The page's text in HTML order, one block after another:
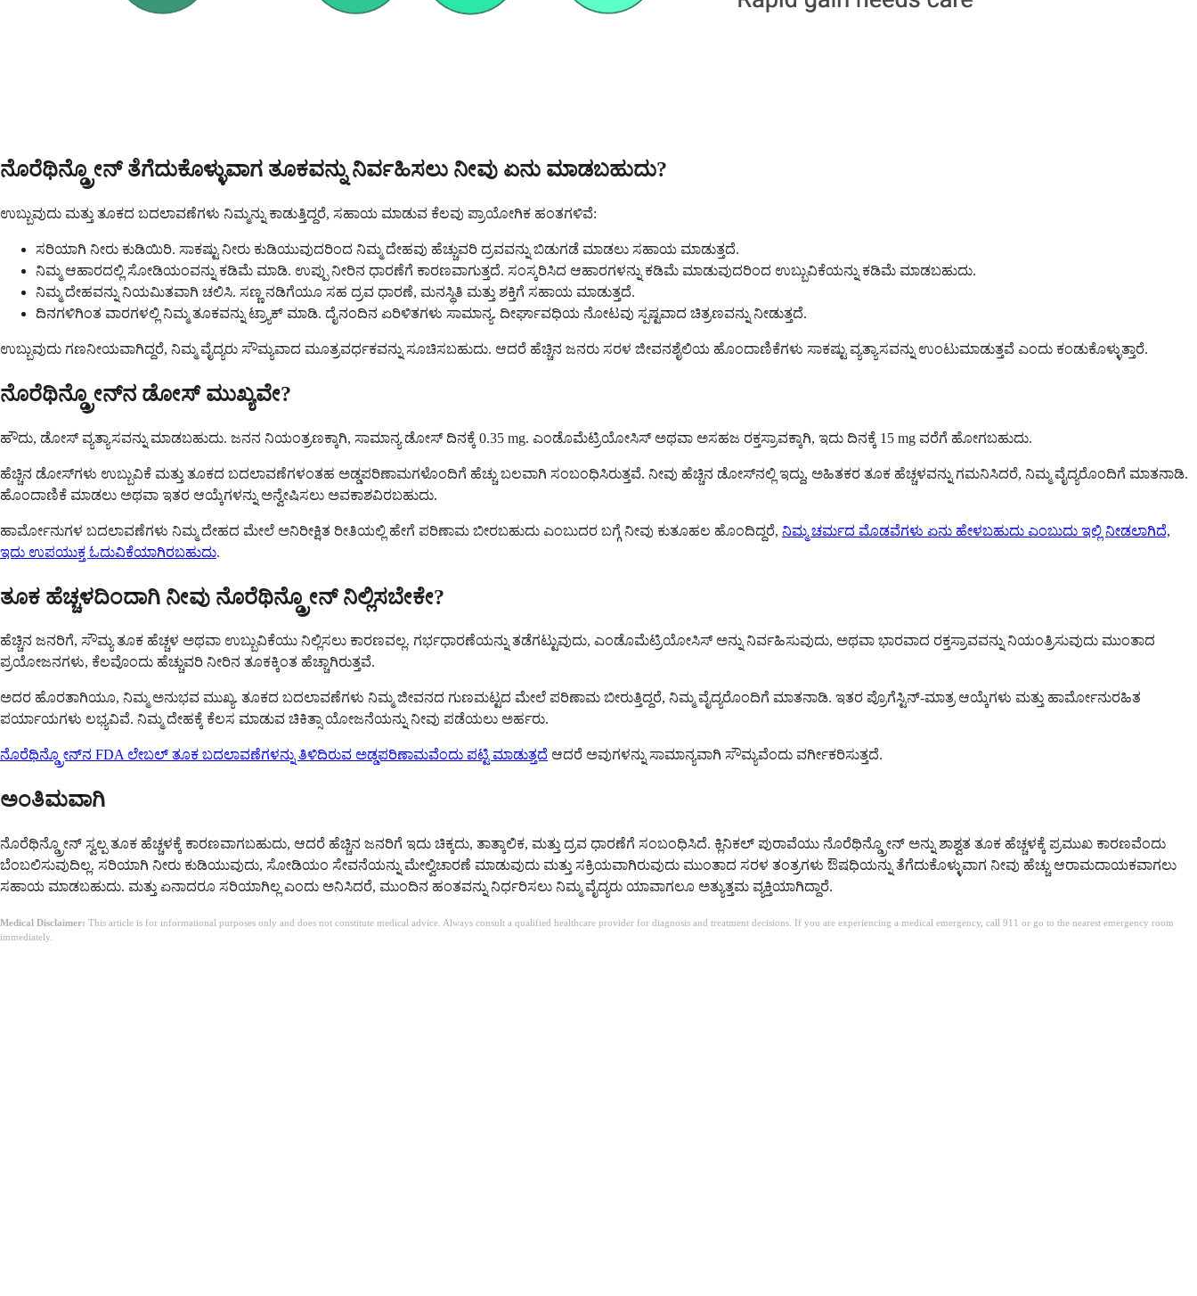
ನೊರೆಥಿನ್ಡ್ರೋನ್ ತೆಗೆದುಕೊಳ್ಳುವಾಗ ತೂಕವನ್ನು ನಿರ್ವಹಿಸಲು ನೀವು ಏನು ಮಾಡಬಹುದು?
ಉಬ್ಬುವುದು ಮತ್ತು ತೂಕದ ಬದಲಾವಣೆಗಳು ನಿಮ್ಮನ್ನು ಕಾಡುತ್ತಿದ್ದರೆ, ಸಹಾಯ ಮಾಡುವ ಕೆಲವು ಪ್ರಾಯೋಗಿಕ ಹಂತಗಳಿವೆ:
ಸರಿಯಾಗಿ ನೀರು ಕುಡಿಯಿರಿ. ಸಾಕಷ್ಟು ನೀರು ಕುಡಿಯುವುದರಿಂದ ನಿಮ್ಮ ದೇಹವು ಹೆಚ್ಚುವರಿ ದ್ರವವನ್ನು ಬಿಡುಗಡೆ ಮಾಡಲು ಸಹಾಯ ಮಾಡುತ್ತದೆ.
ನಿಮ್ಮ ಆಹಾರದಲ್ಲಿ ಸೋಡಿಯಂವನ್ನು ಕಡಿಮೆ ಮಾಡಿ. ಉಪ್ಪು ನೀರಿನ ಧಾರಣೆಗೆ ಕಾರಣವಾಗುತ್ತದೆ. ಸಂಸ್ಕರಿಸಿದ ಆಹಾರಗಳನ್ನು ಕಡಿಮೆ ಮಾಡುವುದರಿಂದ ಉಬ್ಬುವಿಕೆಯನ್ನು ಕಡಿಮೆ ಮಾಡಬಹುದು.
ನಿಮ್ಮ ದೇಹವನ್ನು ನಿಯಮಿತವಾಗಿ ಚಲಿಸಿ. ಸಣ್ಣ ನಡಿಗೆಯೂ ಸಹ ದ್ರವ ಧಾರಣೆ, ಮನಸ್ಥಿತಿ ಮತ್ತು ಶಕ್ತಿಗೆ ಸಹಾಯ ಮಾಡುತ್ತದೆ.
ದಿನಗಳಿಗಿಂತ ವಾರಗಳಲ್ಲಿ ನಿಮ್ಮ ತೂಕವನ್ನು ಟ್ರ್ಯಾಕ್ ಮಾಡಿ. ದೈನಂದಿನ ಏರಿಳಿತಗಳು ಸಾಮಾನ್ಯ. ದೀರ್ಘಾವಧಿಯ ನೋಟವು ಸ್ಪಷ್ಟವಾದ ಚಿತ್ರಣವನ್ನು ನೀಡುತ್ತದೆ.
ಉಬ್ಬುವುದು ಗಣನೀಯವಾಗಿದ್ದರೆ, ನಿಮ್ಮ ವೈದ್ಯರು ಸೌಮ್ಯವಾದ ಮೂತ್ರವರ್ಧಕವನ್ನು ಸೂಚಿಸಬಹುದು. ಆದರೆ ಹೆಚ್ಚಿನ ಜನರು ಸರಳ ಜೀವನಶೈಲಿಯ ಹೊಂದಾಣಿಕೆಗಳು ಸಾಕಷ್ಟು ವ್ಯತ್ಯಾಸವನ್ನು ಉಂಟುಮಾಡುತ್ತವೆ ಎಂದು ಕಂಡುಕೊಳ್ಳುತ್ತಾರೆ.
ನೊರೆಥಿನ್ಡ್ರೋನ್‌ನ ಡೋಸ್ ಮುಖ್ಯವೇ?
ಹೌದು, ಡೋಸ್ ವ್ಯತ್ಯಾಸವನ್ನು ಮಾಡಬಹುದು. ಜನನ ನಿಯಂತ್ರಣಕ್ಕಾಗಿ, ಸಾಮಾನ್ಯ ಡೋಸ್ ದಿನಕ್ಕೆ 0.35 mg. ಎಂಡೊಮೆಟ್ರಿಯೋಸಿಸ್ ಅಥವಾ ಅಸಹಜ ರಕ್ತಸ್ರಾವಕ್ಕಾಗಿ, ಇದು ದಿನಕ್ಕೆ 15 mg ವರೆಗೆ ಹೋಗಬಹುದು.
ಹೆಚ್ಚಿನ ಡೋಸ್‌ಗಳು ಉಬ್ಬುವಿಕೆ ಮತ್ತು ತೂಕದ ಬದಲಾವಣೆಗಳಂತಹ ಅಡ್ಡಪರಿಣಾಮಗಳೊಂದಿಗೆ ಹೆಚ್ಚು ಬಲವಾಗಿ ಸಂಬಂಧಿಸಿರುತ್ತವೆ. ನೀವು ಹೆಚ್ಚಿನ ಡೋಸ್‌ನಲ್ಲಿ ಇದ್ದು, ಅಹಿತಕರ ತೂಕ ಹೆಚ್ಚಳವನ್ನು ಗಮನಿಸಿದರೆ, ನಿಮ್ಮ ವೈದ್ಯರೊಂದಿಗೆ ಮಾತನಾಡಿ.
ಹೊಂದಾಣಿಕೆ ಮಾಡಲು ಅಥವಾ ಇತರ ಆಯ್ಕೆಗಳನ್ನು ಅನ್ವೇಷಿಸಲು ಅವಕಾಶವಿರಬಹುದು.
ಹಾರ್ಮೋನುಗಳ ಬದಲಾವಣೆಗಳು ನಿಮ್ಮ ದೇಹದ ಮೇಲೆ ಅನಿರೀಕ್ಷಿತ ರೀತಿಯಲ್ಲಿ ಹೇಗೆ ಪರಿಣಾಮ ಬೀರಬಹುದು ಎಂಬುದರ ಬಗ್ಗೆ ನೀವು ಕುತೂಹಲ ಹೊಂದಿದ್ದರೆ, ನಿಮ್ಮ ಚರ್ಮದ ಮೊಡವೆಗಳು ಏನು ಹೇಳಬಹುದು ಎಂಬುದು ಇಲ್ಲಿ ನೀಡಲಾಗಿದೆ,
ಇದು ಉಪಯುಕ್ತ ಓದುವಿಕೆಯಾಗಿರಬಹುದು.
ತೂಕ ಹೆಚ್ಚಳದಿಂದಾಗಿ ನೀವು ನೊರೆಥಿನ್ಡ್ರೋನ್ ನಿಲ್ಲಿಸಬೇಕೇ?
ಹೆಚ್ಚಿನ ಜನರಿಗೆ, ಸೌಮ್ಯ ತೂಕ ಹೆಚ್ಚಳ ಅಥವಾ ಉಬ್ಬುವಿಕೆಯು ನಿಲ್ಲಿಸಲು ಕಾರಣವಲ್ಲ. ಗರ್ಭಧಾರಣೆಯನ್ನು ತಡೆಗಟ್ಟುವುದು, ಎಂಡೊಮೆಟ್ರಿಯೋಸಿಸ್ ಅನ್ನು ನಿರ್ವಹಿಸುವುದು, ಅಥವಾ ಭಾರವಾದ ರಕ್ತಸ್ರಾವವನ್ನು ನಿಯಂತ್ರಿಸುವುದು ಮುಂತಾದ
ಪ್ರಯೋಜನಗಳು, ಕೆಲವೊಂದು ಹೆಚ್ಚುವರಿ ನೀರಿನ ತೂಕಕ್ಕಿಂತ ಹೆಚ್ಚಾಗಿರುತ್ತವೆ.
ಅದರ ಹೊರತಾಗಿಯೂ, ನಿಮ್ಮ ಅನುಭವ ಮುಖ್ಯ. ತೂಕದ ಬದಲಾವಣೆಗಳು ನಿಮ್ಮ ಜೀವನದ ಗುಣಮಟ್ಟದ ಮೇಲೆ ಪರಿಣಾಮ ಬೀರುತ್ತಿದ್ದರೆ, ನಿಮ್ಮ ವೈದ್ಯರೊಂದಿಗೆ ಮಾತನಾಡಿ. ಇತರ ಪ್ರೊಗೆಸ್ಟಿನ್-ಮಾತ್ರ ಆಯ್ಕೆಗಳು ಮತ್ತು ಹಾರ್ಮೋನುರಹಿತ
ಪರ್ಯಾಯಗಳು ಲಭ್ಯವಿವೆ. ನಿಮ್ಮ ದೇಹಕ್ಕೆ ಕೆಲಸ ಮಾಡುವ ಚಿಕಿತ್ಸಾ ಯೋಜನೆಯನ್ನು ನೀವು ಪಡೆಯಲು ಅರ್ಹರು.
ನೊರೆಥಿನ್ಡ್ರೋನ್‌ನ FDA ಲೇಬಲ್ ತೂಕ ಬದಲಾವಣೆಗಳನ್ನು ತಿಳಿದಿರುವ ಅಡ್ಡಪರಿಣಾಮವೆಂದು ಪಟ್ಟಿ ಮಾಡುತ್ತದೆ ಆದರೆ ಅವುಗಳನ್ನು ಸಾಮಾನ್ಯವಾಗಿ ಸೌಮ್ಯವೆಂದು ವರ್ಗೀಕರಿಸುತ್ತದೆ.
ಅಂತಿಮವಾಗಿ
ನೊರೆಥಿನ್ಡ್ರೋನ್ ಸ್ವಲ್ಪ ತೂಕ ಹೆಚ್ಚಳಕ್ಕೆ ಕಾರಣವಾಗಬಹುದು, ಆದರೆ ಹೆಚ್ಚಿನ ಜನರಿಗೆ ಇದು ಚಿಕ್ಕದು, ತಾತ್ಕಾಲಿಕ, ಮತ್ತು ದ್ರವ ಧಾರಣೆಗೆ ಸಂಬಂಧಿಸಿದೆ. ಕ್ಲಿನಿಕಲ್ ಪುರಾವೆಯು ನೊರೆಥಿನ್ಡ್ರೋನ್ ಅನ್ನು ಶಾಶ್ವತ ತೂಕ ಹೆಚ್ಚಳಕ್ಕೆ ಪ್ರಮುಖ ಕಾರಣವೆಂದು
ಬೆಂಬಲಿಸುವುದಿಲ್ಲ. ಸರಿಯಾಗಿ ನೀರು ಕುಡಿಯುವುದು, ಸೋಡಿಯಂ ಸೇವನೆಯನ್ನು ಮೇಲ್ವಿಚಾರಣೆ ಮಾಡುವುದು ಮತ್ತು ಸಕ್ರಿಯವಾಗಿರುವುದು ಮುಂತಾದ ಸರಳ ತಂತ್ರಗಳು ಔಷಧಿಯನ್ನು ತೆಗೆದುಕೊಳ್ಳುವಾಗ ನೀವು ಹೆಚ್ಚು ಆರಾಮದಾಯಕವಾಗಲು
ಸಹಾಯ ಮಾಡಬಹುದು. ಮತ್ತು ಏನಾದರೂ ಸರಿಯಾಗಿಲ್ಲ ಎಂದು ಅನಿಸಿದರೆ, ಮುಂದಿನ ಹಂತವನ್ನು ನಿರ್ಧರಿಸಲು ನಿಮ್ಮ ವೈದ್ಯರು ಯಾವಾಗಲೂ ಅತ್ಯುತ್ತಮ ವ್ಯಕ್ತಿಯಾಗಿದ್ದಾರೆ.
Medical Disclaimer: This article is for informational purposes only and does not constitute medical advice. Always consult a qualified healthcare provider for diagnosis and treatment decisions. If you are experiencing a medical emergency, call 911 or go to the nearest emergency room
immediately.